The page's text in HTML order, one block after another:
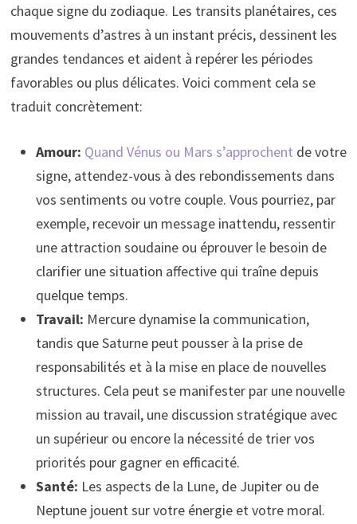
chaque signe du zodiaque. Les transits planétaires, ces
mouvements d’astres à un instant précis, dessinent les
grandes tendances et aident à repérer les périodes
favorables ou plus délicates. Voici comment cela se
traduit concrètement:
Amour: Quand Vénus ou Mars s’approchent de votre
signe, attendez-vous à des rebondissements dans
vos sentiments ou votre couple. Vous pourriez, par
exemple, recevoir un message inattendu, ressentir
une attraction soudaine ou éprouver le besoin de
clarifier une situation affective qui traîne depuis
quelque temps.
Travail: Mercure dynamise la communication,
tandis que Saturne peut pousser à la prise de
responsabilités et à la mise en place de nouvelles
structures. Cela peut se manifester par une nouvelle
mission au travail, une discussion stratégique avec
un supérieur ou encore la nécessité de trier vos
priorités pour gagner en efficacité.
Santé: Les aspects de la Lune, de Jupiter ou de
Neptune jouent sur votre énergie et votre moral.